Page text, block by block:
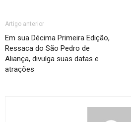
Artigo anterior
Em sua Décima Primeira Edição,
Ressaca do São Pedro de
Aliança, divulga suas datas e
atrações